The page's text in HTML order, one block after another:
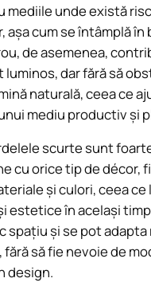
mediile unde există
așa cum se întâmplă în
de asemenea,
luminos, dar fără să
naturală, ceea ce
mediu productiv și
scurte sunt
cu orice tip de décor,
și culori, ceea ce
estetice în același
spațiu și se pot
să fie nevoie de
design.